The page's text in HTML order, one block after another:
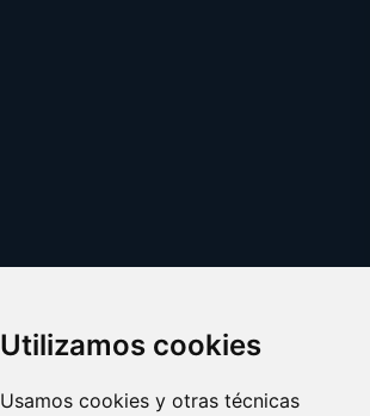
Utilizamos cookies
Usamos cookies y otras técnicas